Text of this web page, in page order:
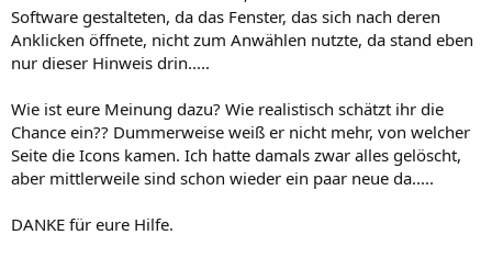
Software gestalteten, da das Fenster, das sich nach deren
Anklicken öffnete, nicht zum Anwählen nutzte, da stand eben
nur dieser Hinweis drin.....
Wie ist eure Meinung dazu? Wie realistisch schätzt ihr die
Chance ein?? Dummerweise weiß er nicht mehr, von welcher
Seite die Icons kamen. Ich hatte damals zwar alles gelöscht,
aber mittlerweile sind schon wieder ein paar neue da.....
DANKE für eure Hilfe.